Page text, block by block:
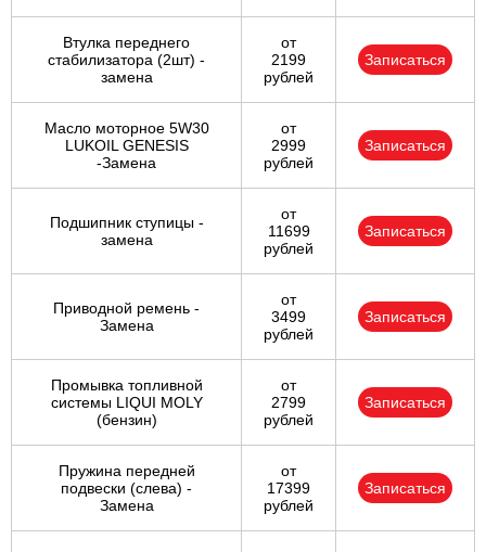
Сочи
Сургут
Тольятти
Тула
Тюмень
Челябинск
Череповец
Ярославль
Втулка переднего
стабилизатора (2шт) -
замена
от
2199
рублей
Записаться
Масло моторное 5W30
LUKOIL GENESIS
-Замена
от
2999
рублей
Записаться
Подшипник ступицы -
замена
от
11699
рублей
Записаться
Приводной ремень -
Замена
от
3499
рублей
Записаться
Промывка топливной
системы LIQUI MOLY
(бензин)
от
2799
рублей
Записаться
Пружина передней
подвески (слева) -
Замена
от
17399
рублей
Записаться